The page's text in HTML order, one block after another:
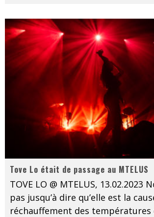
Tove Lo était de passage au MTELUS
TOVE LO @ MTELUS, 13.02.2023
pas jusqu’à dire qu’elle est la
réchauffement des températures